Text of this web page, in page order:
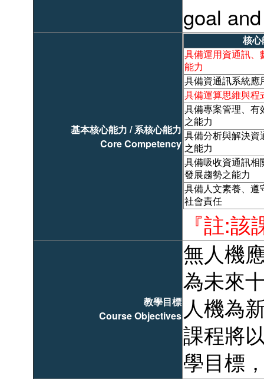
goal
基本核心能力 / 系核心能力
Core Competency
核心
具備運用資通訊、
能力
具備資通訊系統應
具備運算思維與程
具備專案管理、有
之能力
具備分析與解決資
之能力
具備吸收資通訊相
發展趨勢之能力
具備人文素養、遵
社會責任
『註:
教學目標
Course Objectives
無人機
為未來
人機為
課程將
學目標